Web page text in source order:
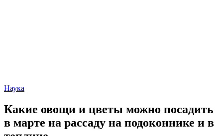
Наука
Какие овощи и цветы можно посадить
в марте на рассаду на подоконнике и в